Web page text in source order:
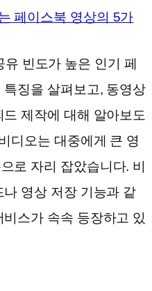
페이스북 영상의 5가
빈도가 높은 인기 페
징을 살펴보고, 동영상
제작에 대해 알아보도
디오는 대중에게 큰 영
로 자리 잡았습니다. 비
영상 저장 기능과 같
스가 속속 등장하고 있